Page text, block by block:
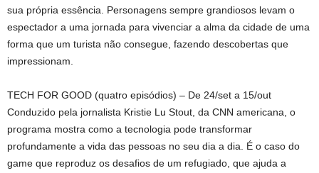
sua própria essência. Personagens sempre grandiosos levam o
espectador a uma jornada para vivenciar a alma da cidade de uma
forma que um turista não consegue, fazendo descobertas que
impressionam.
TECH FOR GOOD (quatro episódios) – De 24/set a 15/out
Conduzido pela jornalista Kristie Lu Stout, da CNN americana, o
programa mostra como a tecnologia pode transformar
profundamente a vida das pessoas no seu dia a dia. É o caso do
game que reproduz os desafios de um refugiado, que ajuda a